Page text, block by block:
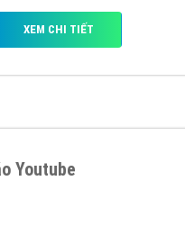
XEM CHI TIẾT
Youtube